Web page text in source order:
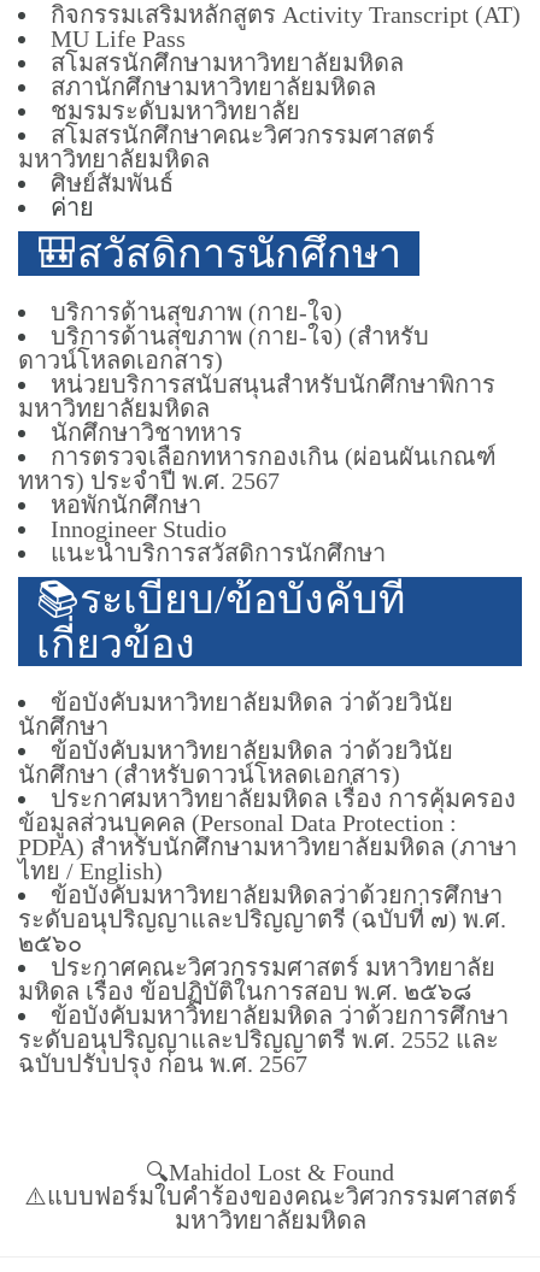
กิจกรรมเสริมหลักสูตร Activity Transcript (AT)
MU Life Pass
สโมสรนักศึกษามหาวิทยาลัยมหิดล
สภานักศึกษามหาวิทยาลัยมหิดล
ชมรมระดับมหาวิทยาลัย
สโมสรนักศึกษาคณะวิศวกรรมศาสตร์
มหาวิทยาลัยมหิดล
ศิษย์สัมพันธ์
ค่าย
🎒สวัสดิการนักศึกษา
บริการด้านสุขภาพ (กาย-ใจ)
บริการด้านสุขภาพ (กาย-ใจ) (สำหรับ
ดาวน์โหลดเอกสาร)
หน่วยบริการสนับสนุนสำหรับนักศึกษาพิการ
มหาวิทยาลัยมหิดล
นักศึกษาวิชาทหาร
การตรวจเลือกทหารกองเกิน (ผ่อนผันเกณฑ์
ทหาร) ประจำปี พ.ศ. 2567
หอพักนักศึกษา
Innogineer Studio
แนะนำบริการสวัสดิการนักศึกษา
📚ระเบียบ/ข้อบังคับที่
เกี่ยวข้อง
ข้อบังคับมหาวิทยาลัยมหิดล ว่าด้วยวินัย
นักศึกษา
ข้อบังคับมหาวิทยาลัยมหิดล ว่าด้วยวินัย
นักศึกษา (สำหรับดาวน์โหลดเอกสาร)
ประกาศมหาวิทยาลัยมหิดล เรื่อง การคุ้มครอง
ข้อมูลส่วนบุคคล (Personal Data Protection :
PDPA) สำหรับนักศึกษามหาวิทยาลัยมหิดล (ภาษา
ไทย / English)
ข้อบังคับมหาวิทยาลัยมหิดลว่าด้วยการศึกษา
ระดับอนุปริญญาและปริญญาตรี (ฉบับที่ ๗) พ.ศ.
๒๕๖๐
ประกาศคณะวิศวกรรมศาสตร์ มหาวิทยาลัย
มหิดล เรื่อง ข้อปฏิบัติในการสอบ พ.ศ. ๒๕๖๘
ข้อบังคับมหาวิทยาลัยมหิดล ว่าด้วยการศึกษา
ระดับอนุปริญญาและปริญญาตรี พ.ศ. 2552 และ
ฉบับปรับปรุง ก่อน พ.ศ. 2567
🔍Mahidol Lost & Found
⚠️แบบฟอร์มใบคำร้องของคณะวิศวกรรมศาสตร์
มหาวิทยาลัยมหิดล